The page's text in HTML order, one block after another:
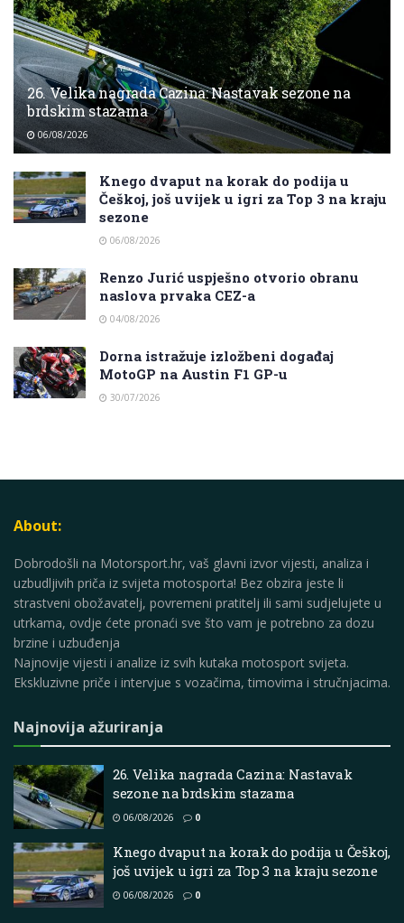
26. Velika nagrada Cazina: Nastavak sezone na
brdskim stazama
06/08/2026
Knego dvaput na korak do podija u
Češkoj, još uvijek u igri za Top 3 na kraju
sezone
06/08/2026
Renzo Jurić uspješno otvorio obranu
naslova prvaka CEZ-a
04/08/2026
Dorna istražuje izložbeni događaj
MotoGP na Austin F1 GP-u
30/07/2026
About:
Dobrodošli na Motorsport.hr, vaš glavni izvor vijesti, analiza i
uzbudljivih priča iz svijeta motosporta! Bez obzira jeste li
strastveni obožavatelj, povremeni pratitelj ili sami sudjelujete u
utrkama, ovdje ćete pronaći sve što vam je potrebno za dozu
brzine i uzbuđenja
Najnovije vijesti i analize iz svih kutaka motosport svijeta.
Ekskluzivne priče i intervjue s vozačima, timovima i stručnjacima.
Najnovija ažuriranja
26. Velika nagrada Cazina: Nastavak
sezone na brdskim stazama
06/08/2026 0
Knego dvaput na korak do podija u Češkoj,
još uvijek u igri za Top 3 na kraju sezone
06/08/2026 0